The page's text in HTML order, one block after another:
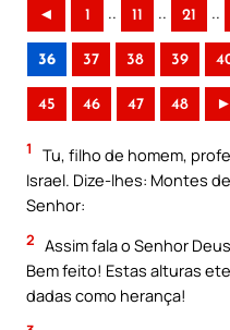
◄ 1 .. 11 .. 21 ..
36 37 38 39
45 46 47 48 ►
1
Tu, filho de homem,
Israel. Dize-lhes: Montes
Senhor:
2 Assim fala o Senhor
Bem feito! Estas alturas
dadas como herança!